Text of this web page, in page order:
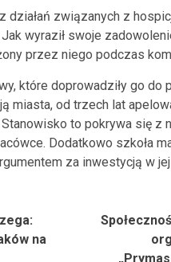
związanych z
wyraził swoje
przez niego podczas
które doprowadziły go
miasta, od trzech lat
to pokrywa się z
Dodatkowo szkoła
za inwestycją w
na